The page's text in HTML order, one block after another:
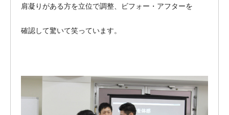
肩凝りがある方を立位で調整、ビフォー・アフターを
確認して驚いて笑っています。